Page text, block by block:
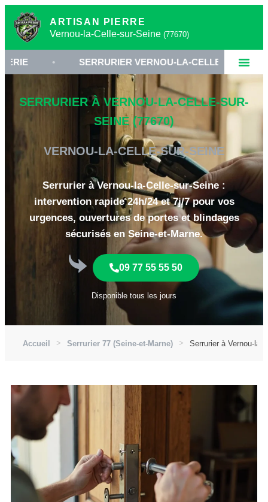
ARTISAN PIERRE
Vernou-la-Celle-sur-Seine (77670)
• SERRURIER VERNOU-LA-CELLE-SUR-SEINE
SERRURIER À VERNOU-LA-CELLE-SUR-
SEINE (77670)
VERNOU-LA-CELLE-SUR-SEINE
Serrurier à Vernou-la-Celle-sur-Seine :
intervention rapide 24h/24 et 7j/7 pour vos
urgences, ouvertures de portes et blindages
sécurisés en Seine-et-Marne.
09 77 55 55 50
Disponible tous les jours
Accueil Serrurier 77 (Seine-et-Marne) Serrurier à Vernou-la-